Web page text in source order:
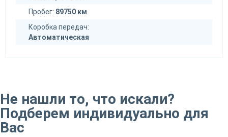
Пробег: 89750 км
Коробка передач:
Автоматическая
Не нашли то, что искали?
Подберем индивидуально для
Вас